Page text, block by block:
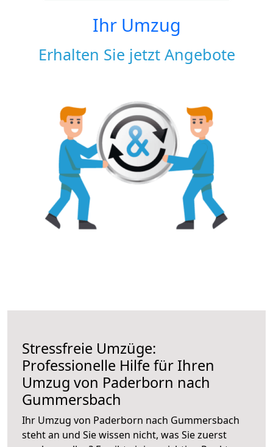
Ihr Umzug
Erhalten Sie jetzt Angebote
Stressfreie Umzüge:
Professionelle Hilfe für Ihren
Umzug von Paderborn nach
Gummersbach
Ihr Umzug von Paderborn nach Gummersbach
steht an und Sie wissen nicht, was Sie zuerst